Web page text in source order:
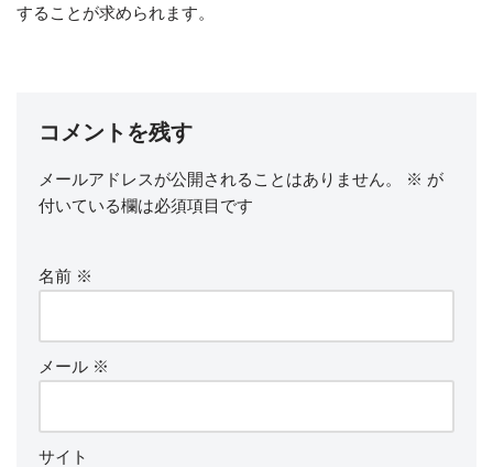
することが求められます。
コメントを残す
メールアドレスが公開されることはありません。 ※ が
付いている欄は必須項目です
名前 ※
メール ※
サイト